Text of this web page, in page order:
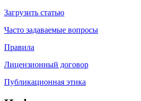
Загрузить статью
Часто задаваемые вопросы
Правила
Лицензионный договор
Публикационная этика